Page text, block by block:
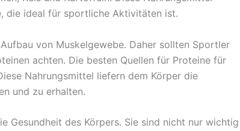
die ideal für sportliche Aktivitäten ist.
von Muskelgewebe. Daher sollten Sportler
achten. Die besten Quellen für Proteine für
Nahrungsmittel liefern dem Körper die
und zu erhalten.
Gesundheit des Körpers. Sie sind nicht nur wichtig